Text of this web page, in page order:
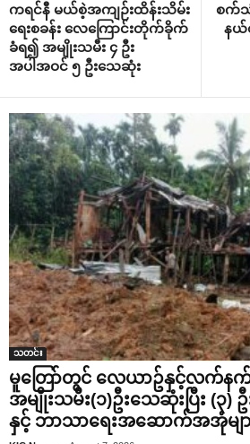
ကရင်နီ မယ်စဲ့အကျဉ်းထိန်းသိမ်း
ရေးစခန်း လေကြောင်းတိုက်ခိုက်
ခံရ၍ အမျိုးသမီး ၄ ဦး
အပါအဝင် ၅ ဦးသေဆုံး
စက်သုံ
နယ်
သတင်း
မူတြော်တွင် လေယာဥ်နှင့်လက်နက်
အမျိုးသမီး(၁)ဦးသေဆုံးပြီး (၃)
နှင့် ဘာသာရေးအဆောက်အအုံမျာ